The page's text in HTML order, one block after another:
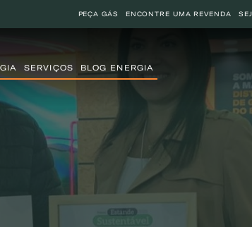
PEÇA GÁS ENCONTRE UMA REVENDA
SERVIÇOS BLOG ENERGIA